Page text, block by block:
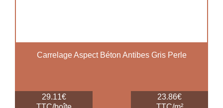
Carrelage Aspect Béton Antibes Gris Perle
29.11€
23.86€